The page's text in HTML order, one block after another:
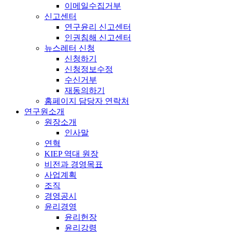
이메일수집거부
신고센터
연구윤리 신고센터
인권침해 신고센터
뉴스레터 신청
신청하기
신청정보수정
수신거부
재동의하기
홈페이지 담당자 연락처
연구원소개
원장소개
인사말
연혁
KIEP 역대 원장
비전과 경영목표
사업계획
조직
경영공시
윤리경영
윤리헌장
윤리강령